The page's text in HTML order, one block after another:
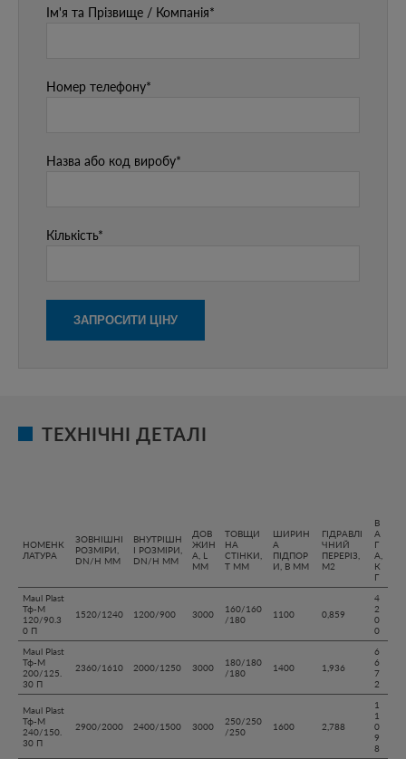
Ім'я та Прізвище / Компанія*
Номер телефону*
Назва або код виробу*
Кількість*
ТЕХНІЧНІ ДЕТАЛІ
НОМЕНК
ЛАТУРА
ЗОВНІШНІ
РОЗМІРИ,
DN/H ММ
ВНУТРІШН
І РОЗМІРИ,
DN/H ММ
ДОВ
ЖИН
А, L
ММ
ТОВЩИ
НА
СТІНКИ,
T ММ
ШИРИН
А
ПІДПОР
И, B ММ
ГІДРАВЛІ
ЧНИЙ
ПЕРЕРІЗ,
М2
В
А
Г
А,
К
Г
Maul Plast
Тф-М
120/90.3
0 П
1520/1240 1200/900 3000
160/160
/180
1100 0,859
4
2
0
0
Maul Plast
Тф-М
200/125.
30 П
2360/1610 2000/1250 3000
180/180
/180
1400 1,936
6
6
7
2
Maul Plast
Тф-М
240/150.
30 П
2900/2000 2400/1500 3000
250/250
/250
1600 2,788
1
1
0
9
8